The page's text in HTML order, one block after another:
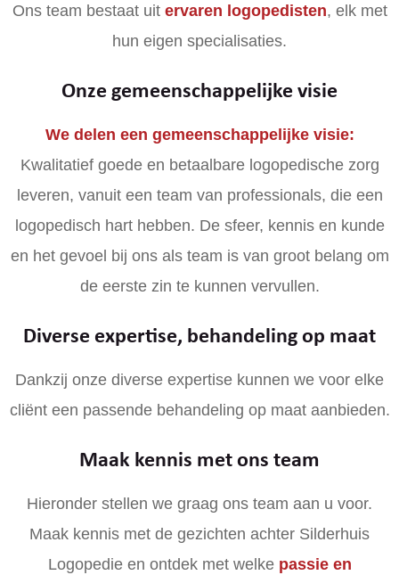
Ons team bestaat uit ervaren logopedisten, elk met
hun eigen specialisaties.
Onze gemeenschappelijke visie
We delen een gemeenschappelijke visie:
Kwalitatief goede en betaalbare logopedische zorg
leveren, vanuit een team van professionals, die een
logopedisch hart hebben. De sfeer, kennis en kunde
en het gevoel bij ons als team is van groot belang om
de eerste zin te kunnen vervullen.
Diverse expertise, behandeling op maat
Dankzij onze diverse expertise kunnen we voor elke
cliënt een passende behandeling op maat aanbieden.
Maak kennis met ons team
Hieronder stellen we graag ons team aan u voor.
Maak kennis met de gezichten achter Silderhuis
Logopedie en ontdek met welke passie en